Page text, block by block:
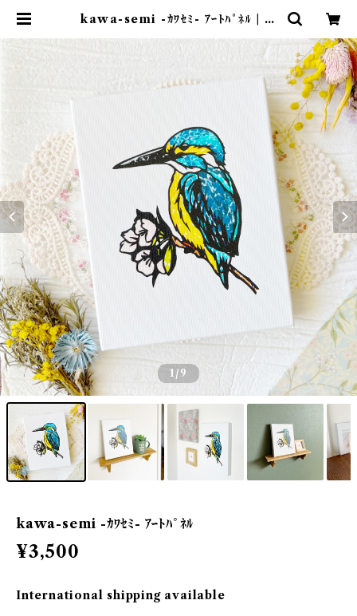
kawa-semi -ｶﾜｾﾐ- ｱｰﾄﾊﾟﾈﾙ | 紙
1 /9
kawa-semi -ｶﾜｾﾐ- ｱｰﾄﾊﾟﾈﾙ
¥3,500
International shipping available